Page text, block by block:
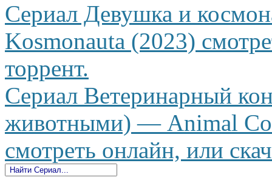
Сериал Девушка и
Kosmonauta (2023)
торрент.
Сериал Ветеринарный
животными) — Animal
смотреть онлайн, или